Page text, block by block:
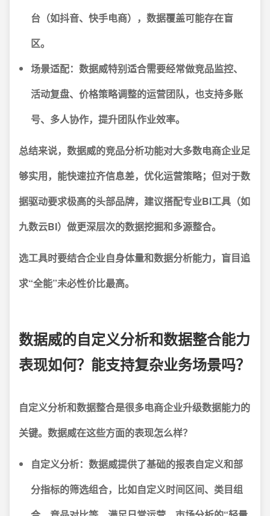
台（如抖音、快手电商），数据覆盖可能存在盲
区。
场景适配： 数据威特别适合需要经常做竞品监控、
活动复盘、价格策略调整的运营团队，也支持多账
号、多人协作，提升团队作业效率。
总结来说，数据威的竞品分析功能对大多数电商企业足
够实用，能快速拉齐信息差，优化运营策略；但对于数
据驱动要求极高的头部品牌，建议搭配专业BI工具（如
九数云BI）做更深层次的数据挖掘和多源整合。
选工具时要结合企业自身体量和数据分析能力，盲目追
求“全能”未必性价比最高。
数据威的自定义分析和数据整合能力
表现如何？能支持复杂业务场景吗？
自定义分析和数据整合是很多电商企业升级数据能力的
关键。数据威在这些方面的表现怎么样？
自定义分析： 数据威提供了基础的报表自定义和部
分指标的筛选组合，比如自定义时间区间、类目组